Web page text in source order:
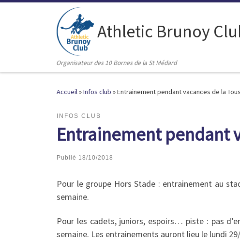
Passer au contenu
Athletic Brunoy
Organisateur des 10 Bornes de la St Médard
Accueil»Infos club »Entrainement pendant vacances de la
INFOS CLUB
Entrainement pendant
Publié 18/10/2018
Pour le groupe Hors Stade : entrainement au
semaine.
Pour les cadets, juniors, espoirs… piste : pas
semaine. Les entrainements auront lieu le lundi